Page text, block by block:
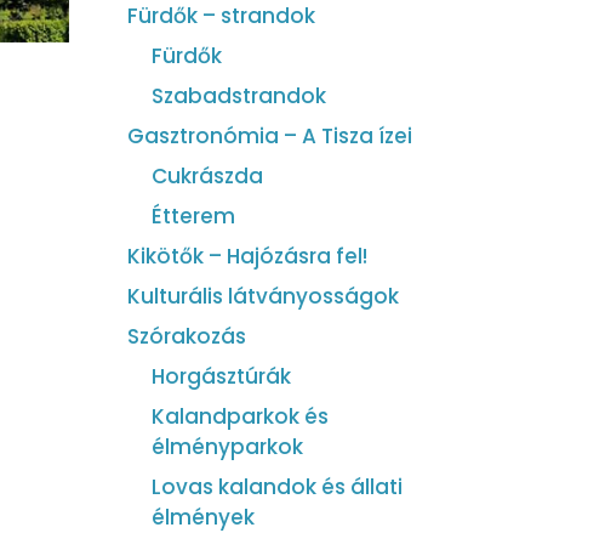
Fürdők – strandok
Fürdők
Szabadstrandok
Gasztronómia – A Tisza ízei
Cukrászda
Étterem
Kikötők – Hajózásra fel!
Kulturális látványosságok
Szórakozás
Horgásztúrák
Kalandparkok és
élményparkok
Lovas kalandok és állati
élmények